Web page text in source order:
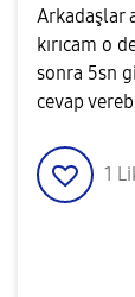
Arkadaşlar
kırıcam o
sonra 5sn
cevap
1